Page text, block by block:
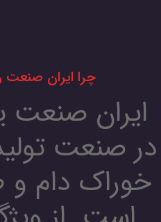
چرا ایران صنعت
ایران صنعت
در صنعت
خوراک دام و